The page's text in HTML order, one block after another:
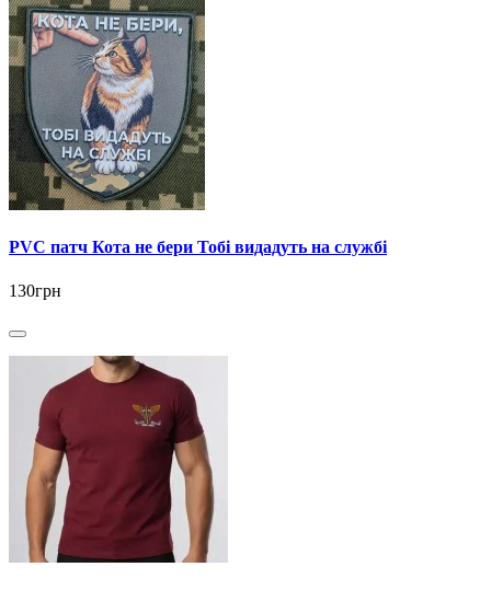
PVC патч Кота не бери Тобі видадуть на службі
130грн